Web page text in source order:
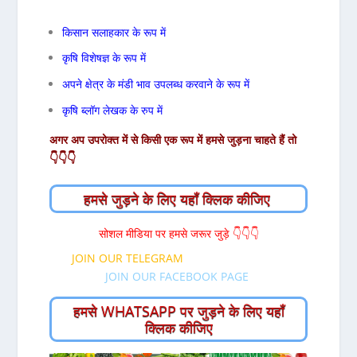
किसान सलाहकार के रूप में
कृषि विशेषज्ञ के रूप में
अपने क्षेत्र के मंडी भाव उपलब्ध करवाने के रूप में
कृषि ब्लॉग लेखक के रुप में
अगर अप उपरोक्त में से किसी एक रूप में हमसे जुड़ना चाहते हैं तो
👇👇👇
हमसे जुड़ने के लिए यहाँ क्लिक कीजिए
सोशल मीडिया पर हमसे जरूर जुड़े 👇👇👇
JOIN OUR TELEGRAM
JOIN OUR FACEBOOK PAGE
हमसे WHATSAPP पर जुड़ने के लिए यहाँ
क्लिक कीजिए